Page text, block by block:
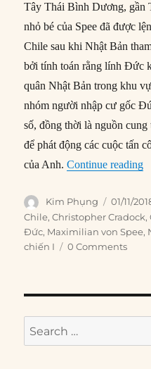
Tây Thái Bình Dương,
nhỏ bé của Spee đã được
Chile sau khi Nhật Bản
bởi tính toán rằng lính Đức
quân Nhật Bản trong khu
nhóm người nhập cư gốc
số, đồng thời là nguồn cung
để phát động các cuộc tấn
của Anh.Continue reading
Author
Kim Phụng
Posted
on
01/11/
Chile,Christopher Cradock,
Đức, Maximilian von Spee,
chiến I
0 Comments
Search
for: